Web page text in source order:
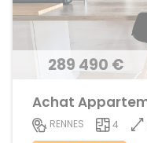
289 490 €
RENNES 4